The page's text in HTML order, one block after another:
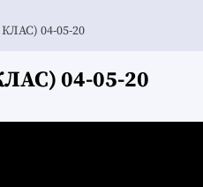
04-05-20
04-05-20